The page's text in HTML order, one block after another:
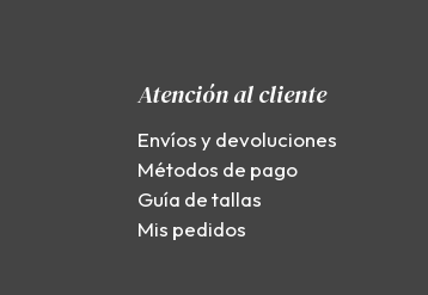
Atención al cliente
Envíos y devoluciones
Métodos de pago
Guía de tallas
Mis pedidos